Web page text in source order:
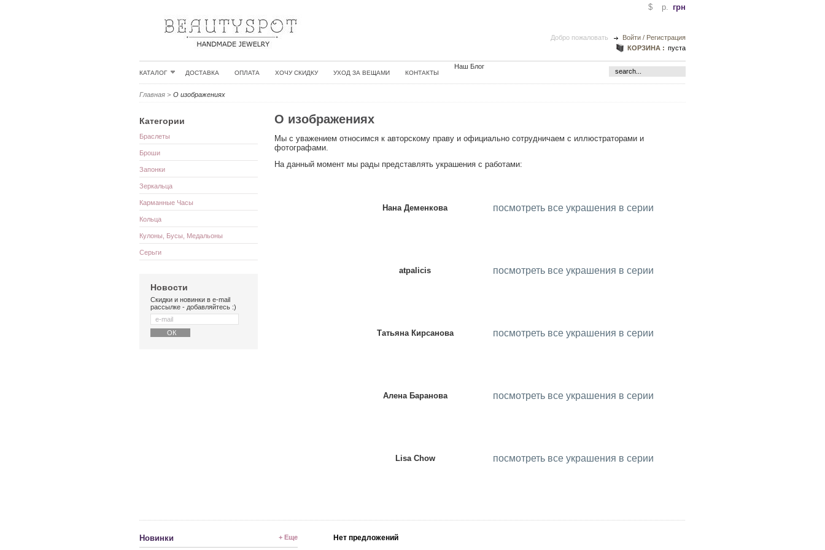
$ p. грн
Добро пожаловать
Войти / Регистрация
КОРЗИНА : пуста
КАТАЛОГ ДОСТАВКА ОПЛАТА ХОЧУ СКИДКУ УХОД ЗА ВЕЩАМИ КОНТАКТЫ
Наш Блог
Главная > О изображениях
О изображениях
Мы с уважением относимся к авторскому праву и официально сотрудничаем с иллюстраторами и
фотографами.
На данный момент мы рады представлять украшения с работами:
Нана Деменкова посмотреть все украшения в серии
atpalicis посмотреть все украшения в серии
Татьяна Кирсанова посмотреть все украшения в серии
Алена Баранова посмотреть все украшения в серии
Lisa Chow посмотреть все украшения в серии
Категории
Браслеты
Броши
Запонки
Зеркальца
Карманные Часы
Кольца
Кулоны, Бусы, Медальоны
Серьги
Новости
Скидки и новинки в e-mail
рассылке - добавляйтесь :)
Новинки + Еще Нет предложений